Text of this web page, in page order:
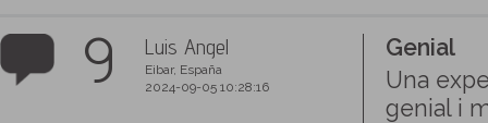
9 Luis Angel
Eibar, España
2024-09-05 10:28:16
Genial
Una
genial i